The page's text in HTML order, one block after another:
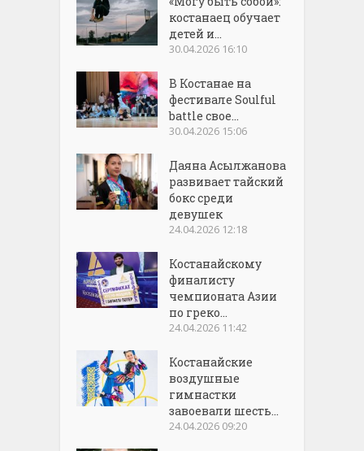
костанаец обучает
детей и...
30.04.2026 16:10
В Костанае на
фестивале Soulful
battle свое...
30.04.2026 15:06
Даяна Асылжанова
развивает тайский
бокс среди
девушек
24.04.2026 12:18
Костанайскому
финалисту
чемпионата Азии
по греко...
24.04.2026 11:42
Костанайские
воздушные
гимнастки
завоевали шесть...
24.04.2026 09:20